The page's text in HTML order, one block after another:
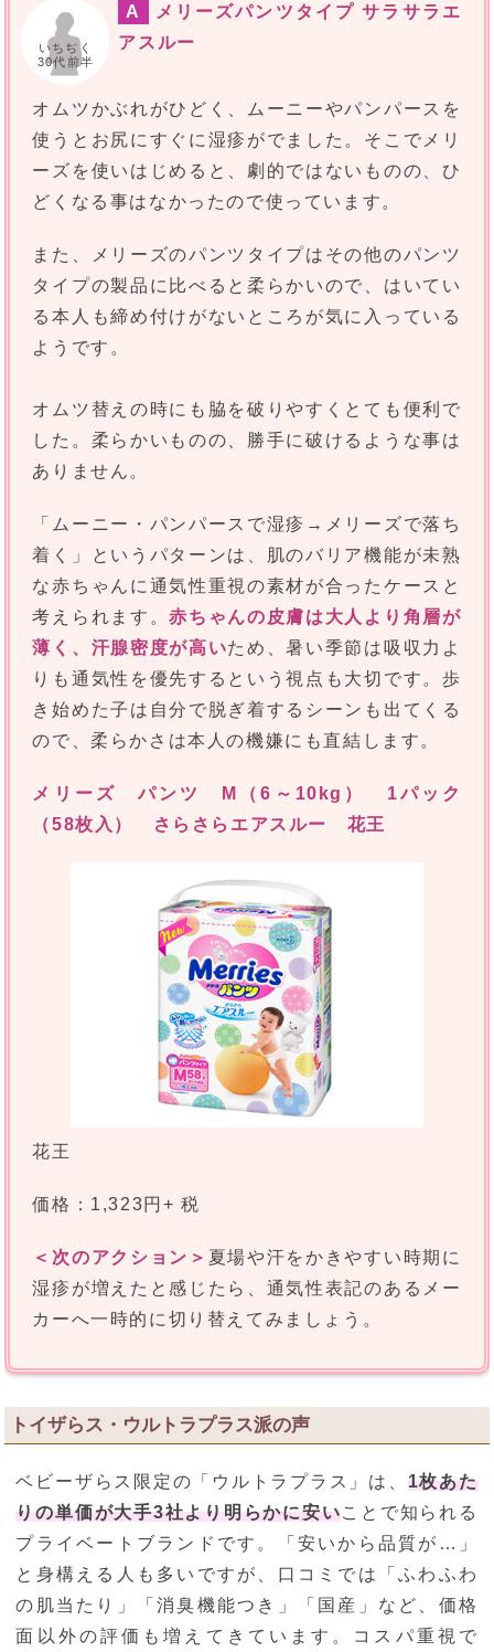
いちぢく
30代前半
A
メリーズパンツタイプ サラサラエ
アスルー
オムツかぶれがひどく、ムーニーやパンパースを
使うとお尻にすぐに湿疹がでました。そこでメリ
ーズを使いはじめると、劇的ではないものの、ひ
どくなる事はなかったので使っています。
また、メリーズのパンツタイプはその他のパンツ
タイプの製品に比べると柔らかいので、はいてい
る本人も締め付けがないところが気に入っている
ようです。
オムツ替えの時にも脇を破りやすくとても便利で
した。柔らかいものの、勝手に破けるような事は
ありません。
「ムーニー・パンパースで湿疹→メリーズで落ち
着く」というパターンは、肌のバリア機能が未熟
な赤ちゃんに通気性重視の素材が合ったケースと
考えられます。赤ちゃんの皮膚は大人より角層が
薄く、汗腺密度が高いため、暑い季節は吸収力よ
りも通気性を優先するという視点も大切です。歩
き始めた子は自分で脱ぎ着するシーンも出てくる
ので、柔らかさは本人の機嫌にも直結します。
メリーズ パンツ M（6～10kg） 1パック
（58枚入） さらさらエアスルー 花王
花王
価格：1,323円+ 税
＜次のアクション＞ 夏場や汗をかきやすい時期に
湿疹が増えたと感じたら、通気性表記のあるメー
カーへ一時的に切り替えてみましょう。
トイザらス・ウルトラプラス派の声
ベビーザらス限定の「ウルトラプラス」は、 1枚あた
りの単価が大手3社より明らかに安いことで知られる
プライベートブランドです。「安いから品質が…」
と身構える人も多いですが、口コミでは「ふわふわ
の肌当たり」「消臭機能つき」「国産」など、価格
面以外の評価も増えてきています。コスパ重視で